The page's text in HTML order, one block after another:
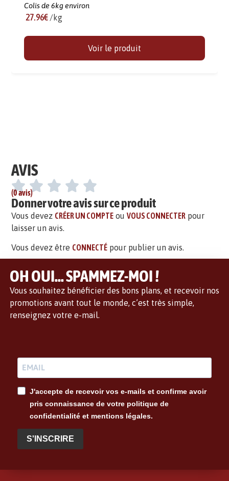
Colis de 6kg environ
27.96€ /kg
Voir le produit
AVIS
(0 avis)
Donner votre avis sur ce produit
Vous devez CRÉER UN COMPTE ouVOUS CONNECTER pour
laisser un avis.
Vous devez être CONNECTÉ pour publier un avis.
OH OUI... SPAMMEZ-MOI !
Vous souhaitez bénéficier des bons plans, et recevoir nos
promotions avant tout le monde, c’est très simple,
renseignez votre e-mail.
J'accepte de recevoir vos e-mails et confirme avoir
pris connaissance de votre politique de
confidentialité et mentions légales.
S'INSCRIRE